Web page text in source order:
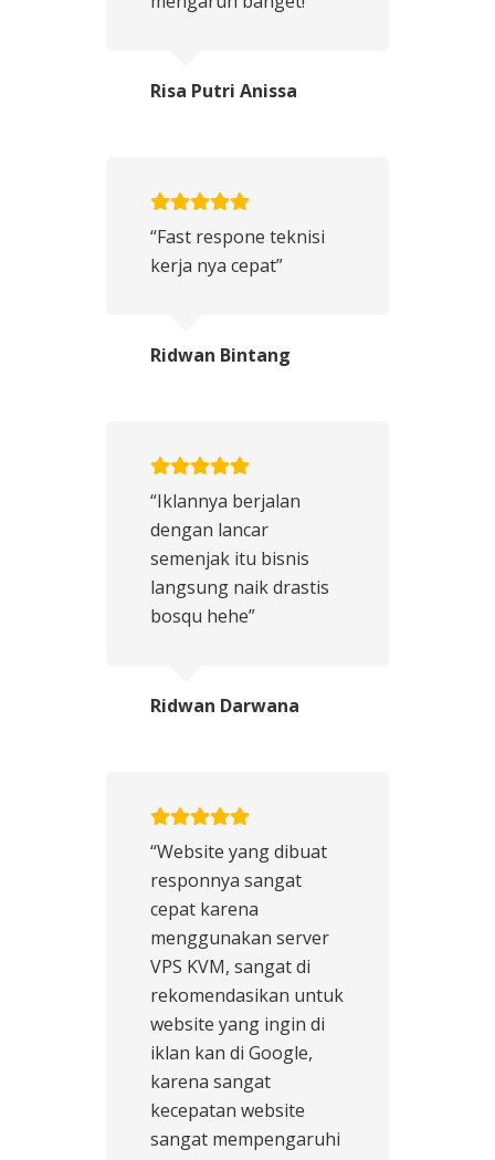
Risa Putri Anissa
“Fast respone teknisi
kerja nya cepat”
Ridwan Bintang
“Iklannya berjalan
dengan lancar
semenjak itu bisnis
langsung naik drastis
bosqu hehe”
Ridwan Darwana
“Website yang dibuat
responnya sangat
cepat karena
menggunakan server
VPS KVM, sangat di
rekomendasikan untuk
website yang ingin di
iklan kan di Google,
karena sangat
kecepatan website
sangat mempengaruhi